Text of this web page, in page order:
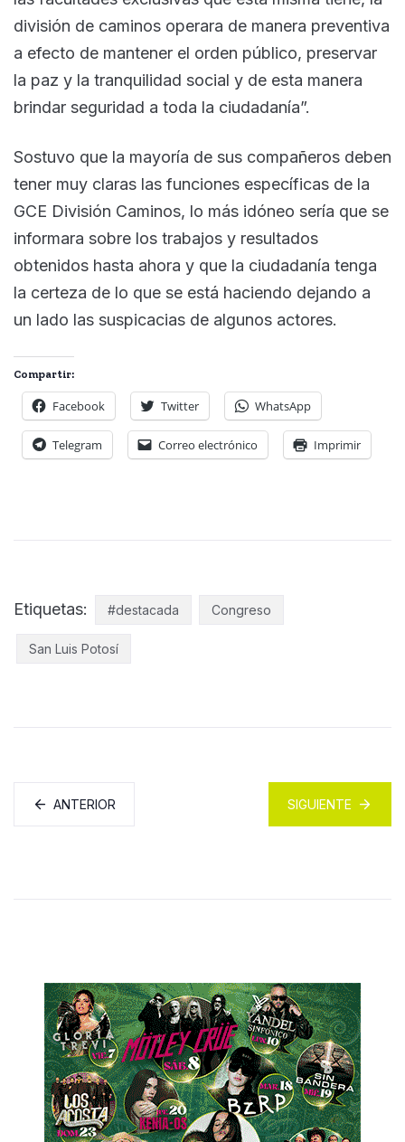
división de caminos operara de manera preventiva
a efecto de mantener el orden público, preservar
la paz y la tranquilidad social y de esta manera
brindar seguridad a toda la ciudadanía”.
Sostuvo que la mayoría de sus compañeros deben
tener muy claras las funciones específicas de la
GCE División Caminos, lo más idóneo sería que se
informara sobre los trabajos y resultados
obtenidos hasta ahora y que la ciudadanía tenga
la certeza de lo que se está haciendo dejando a
un lado las suspicacias de algunos actores.
Compartir:
Facebook Twitter WhatsApp
Telegram Correo electrónico Imprimir
Etiquetas: #destacada Congreso
San Luis Potosí
ANTERIOR SIGUIENTE